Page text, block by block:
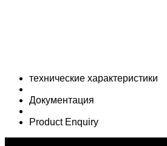
технические характеристики
Документация
Product Enquiry